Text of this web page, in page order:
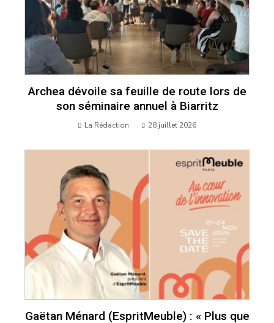
Archea dévoile sa feuille de route lors de
son séminaire annuel à Biarritz
La Rédaction 28 juillet 2026
Gaëtan Ménard (EspritMeuble) : « Plus que